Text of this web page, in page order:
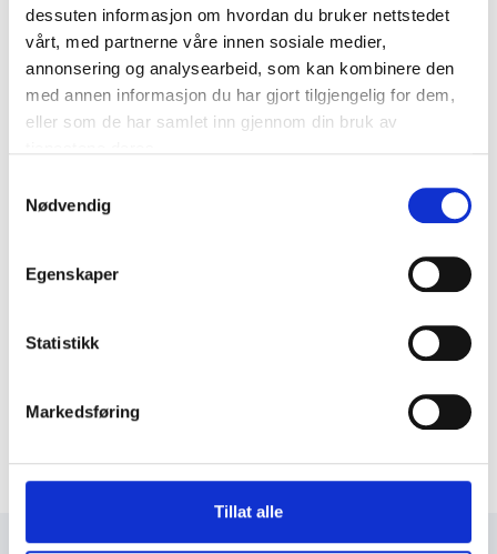
dessuten informasjon om hvordan du bruker nettstedet
vårt, med partnerne våre innen sosiale medier,
annonsering og analysearbeid, som kan kombinere den
med annen informasjon du har gjort tilgjengelig for dem,
eller som de har samlet inn gjennom din bruk av
Nødvendig
Egenskaper
Statistikk
Markedsføring
Tillat alle